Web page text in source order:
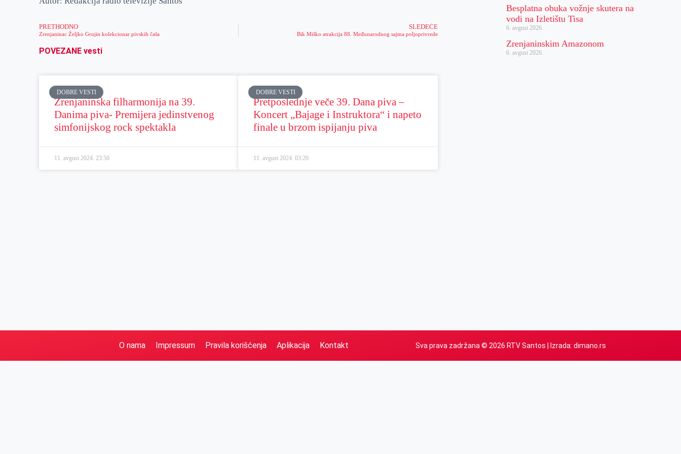
PRETHODNO
Zrenjaninac Željko Grujin kolekcionar pivskih čaša
SLEDEĆE
Bik Miško atrakcija 88. Međunarodnog sajma poljoprivrede
POVEZANE vesti
DOBRE VESTI
Zrenjaninska filharmonija na 39.
Danima piva- Premijera jedinstvenog
simfonijskog rock spektakla
11. avgust 2024.23:50
DOBRE VESTI
Pretposlednje veče 39. Dana piva –
Koncert „Bajage i Instruktora“ i napeto
finale u brzom ispijanju piva
11. avgust 2024.03:20
Besplatna obuka vožnje skutera na
vodi na Izletištu Tisa
6. avgust 2026.
Zrenjaninskim Amazonom
6. avgust 2026.
O nama Impressum Pravila korišćenja Aplikacija Kontakt Sva prava zadržana © 2026 RTV Santos | Izrada: dimano.rs